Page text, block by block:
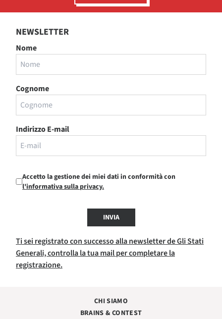
NEWSLETTER
Nome
Cognome
Indirizzo E-mail
Accetto la gestione dei miei dati in conformità con
l'informativa sulla privacy.
INVIA
Ti sei registrato con successo alla newsletter de Gli Stati
Generali, controlla la tua mail per completare la
registrazione.
CHI SIAMO
BRAINS & CONTEST